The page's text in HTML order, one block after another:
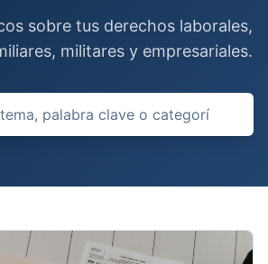
sobre tus derechos laborales,
militares y empresariales.